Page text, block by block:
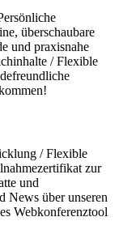
überschaubare
und praxisnahe
/ Flexible
/ Flexible
zur
und
News über unseren
Webkonferenztool